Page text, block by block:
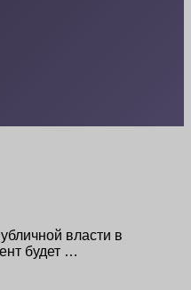
власти в
будет …